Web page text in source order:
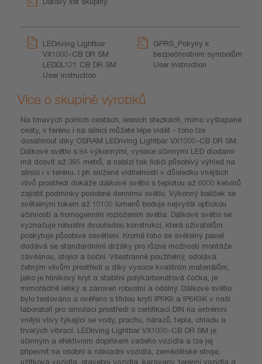
LEDriving Lightbar
VX1000-CB DR SM
LEDDL121 CB DR SM
User instruction
GPRS_Pokyny k
bezpečnostním symbolům
User instruction
Více o skupině výrobků
Na tmavých polních cestách, lesních stezkách, mimo vyšlapané
cesty, v terénu i na silnici můžete lépe vidět - toho lze
dosáhnout díky OSRAM LEDriving Lightbar VX1000-CB DR SM.
Dálkové světlo s 84 výkonnými, vysoce účinnými LED diodami
má dosvit až 385 metrů, a nabízí tak řidiči působivý výhled na
silnici i v terénu. I při snížené viditelnosti v důsledku vnějších
vlivů prostředí dokáže dálkové světlo s teplotou až 6000 kelvinů
zajistit podmínky podobné dennímu světlu. Výkonný balíček se
světelným tokem až 10100 lumenů boduje nejvyšší optickou
účinností a homogenním rozložením světla. Dálkové světlo se
vyznačuje robustní dvouřadou konstrukcí, která uživatelům
poskytuje působivé osvětlení. Kromě toho se světelný panel
dodává se standardními držáky pro různé možnosti montáže:
závěsnou, stojící a boční. Všestranně použitelný, odolává
četným vlivům prostředí a díky vysoce kvalitním materiálům,
jako je hliníkový kryt a stabilní polykarbonátová čočka, je
mimořádně lehký a zároveň robustní a odolný. Dálkové světlo
bylo testováno a ověřeno s třídou krytí IP6K8 a IP6K9K v naší
laboratoři pro simulaci prostředí s certifikací DIN na extrémní
vnější vlivy týkající se vody, prachu, nárazů, tepla, chladu a
trvalých vibrací. LEDriving Lightbar VX1000-CB DR SM je
účinným a efektivním doplňkem vašeho vozidla a lze jej
připevnit na osobní a nákladní vozidla, zemědělské stroje,
užitková vozidla, stavební vozidla, karavany, terénní vozidla a